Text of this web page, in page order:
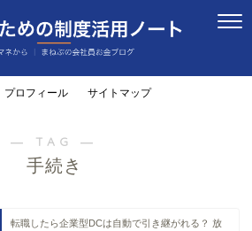
プロフィール サイトマップ
― TAG ―
手続き
転職したら企業型DCは自動で引き継がれる？ 放